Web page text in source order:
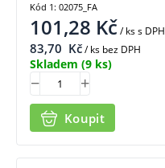
101,28 Kč/ kss DPH
83,70 Kč/ ks bez DPH
Skladem (9 ks)
Koupit
Kód 1: 02075_FA